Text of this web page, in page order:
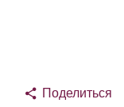
Поделиться